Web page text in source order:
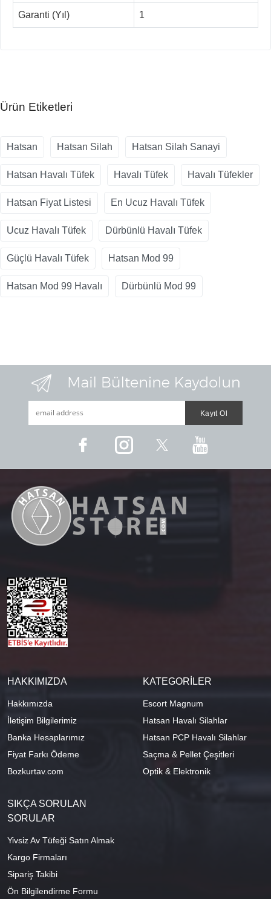
Garanti (Yıl) 1
Ürün Etiketleri
Hatsan Hatsan Silah Hatsan Silah Sanayi
Hatsan Havalı Tüfek Havalı Tüfek Havalı Tüfekler
Hatsan Fiyat Listesi En Ucuz Havalı Tüfek
Ucuz Havalı Tüfek Dürbünlü Havalı Tüfek
Güçlü Havalı Tüfek Hatsan Mod 99
Hatsan Mod 99 Havalı Dürbünlü Mod 99
HAKKIMIZDA
Hakkımızda
İletişim Bilgilerimiz
Banka Hesaplarımız
Fiyat Farkı Ödeme
Bozkurtav.com
KATEGORİLER
Escort Magnum
Hatsan Havalı Silahlar
Hatsan PCP Havalı Silahlar
Saçma & Pellet Çeşitleri
Optik & Elektronik
SIKÇA SORULAN
SORULAR
Yivsiz Av Tüfeği Satın Almak
Kargo Firmaları
Sipariş Takibi
Ön Bilgilendirme Formu